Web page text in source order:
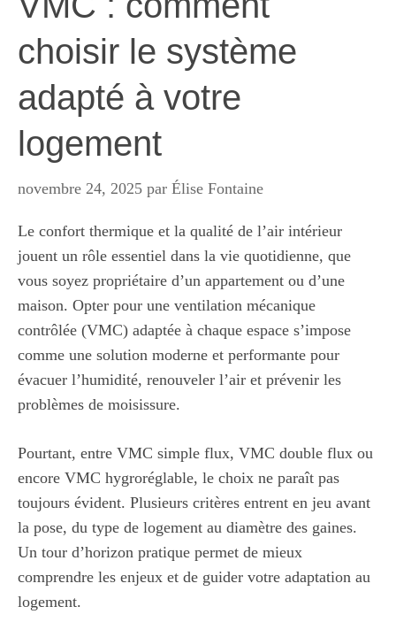
choisir le système
adapté à votre
logement
novembre 24, 2025 par Élise Fontaine
Le confort thermique et la qualité de l’air intérieur
jouent un rôle essentiel dans la vie quotidienne, que
vous soyez propriétaire d’un appartement ou d’une
maison. Opter pour une ventilation mécanique
contrôlée (VMC) adaptée à chaque espace s’impose
comme une solution moderne et performante pour
évacuer l’humidité, renouveler l’air et prévenir les
problèmes de moisissure.
Pourtant, entre VMC simple flux, VMC double flux ou
encore VMC hygroréglable, le choix ne paraît pas
toujours évident. Plusieurs critères entrent en jeu avant
la pose, du type de logement au diamètre des gaines.
Un tour d’horizon pratique permet de mieux
comprendre les enjeux et de guider votre adaptation au
logement.